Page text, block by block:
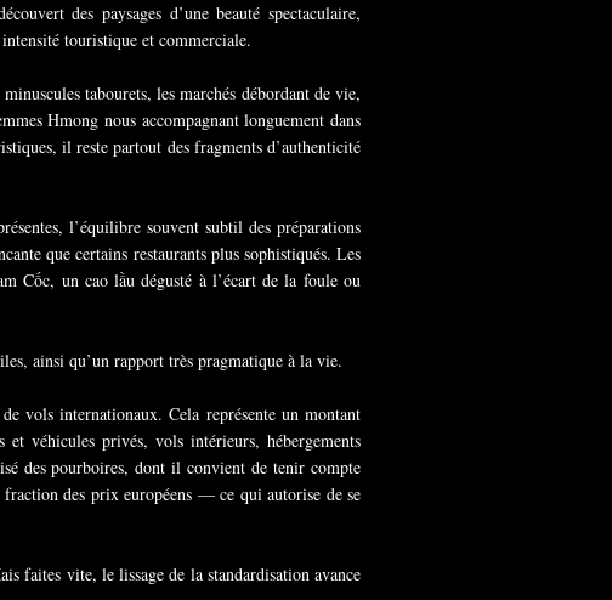
des paysages d’une beauté spectaculaire,
touristique et commerciale.
tabourets, les marchés débordant de vie,
Hmong nous accompagnant longuement dans
il reste partout des fragments d’authenticité
l’équilibre souvent subtil des préparations
que certains restaurants plus sophistiqués. Les
Cốc, un cao lầu dégusté à l’écart de la foule ou
ainsi qu’un rapport très pragmatique à la vie.
vols internationaux. Cela représente un montant
et véhicules privés, vols intérieurs, hébergements
des pourboires, dont il convient de tenir compte
fraction des prix européens — ce qui autorise de se
faites vite, le lissage de la standardisation avance